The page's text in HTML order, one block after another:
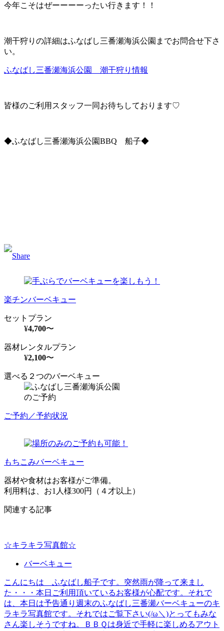
今年こそはぜーーーーったい行きます！！
潮干狩りの詳細はふなばし三番瀬海浜公園までお問合せ下さ
い。
ふなばし三番瀬海浜公園 潮干狩り情報
皆様のご利用スタッフ一同お待ちしております♡
◆ふなばし三番瀬海浜公園BBQ 船子◆
Email
楽チンバーベキュー
セットプラン
¥4,700〜
器材レンタルプラン
¥2,100〜
選べる２つのバーベキュー
のご予約
ご予約／予約状況
もちこみバーベキュー
器材や食材はお客様がご準備。
利用料は、お1人様300円（４才以上）
関連する記事
☆キラキラ写真館☆
バーベキュー
こんにちは ふなばし船子です。突然雨が降って来まし
た・・・本日ご利用頂いているお客様が心配です。それで
は、本日は予告通り週末のふなばし三番瀬バーベキューのキ
ラキラ写真館です。それではご覧下さい(/ω＼)とってもみな
さん楽しそうですね。ＢＢＱは身近で手軽に楽しめるアウト